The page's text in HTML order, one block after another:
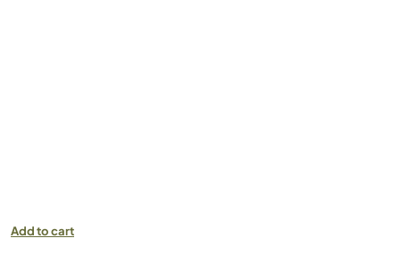
Add to cart